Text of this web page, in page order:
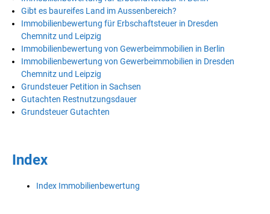
Gibt es baureifes Land im Aussenbereich?
Immobilienbewertung für Erbschaftsteuer in Dresden
Chemnitz und Leipzig
Immobilienbewertung von Gewerbeimmobilien in Berlin
Immobilienbewertung von Gewerbeimmobilien in Dresden
Chemnitz und Leipzig
Grundsteuer Petition in Sachsen
Gutachten Restnutzungsdauer
Grundsteuer Gutachten
Index
Index Immobilienbewertung